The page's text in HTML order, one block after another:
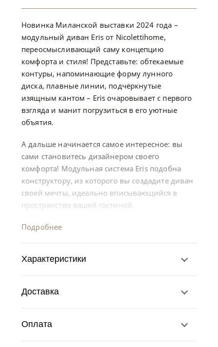
Новинка Миланской выставки 2024 года –
модульный диван Eris от Nicolettihome,
переосмысливающий саму концепцию
комфорта и стиля! Представьте: обтекаемые
контуры, напоминающие форму лунного
диска, плавные линии, подчёркнутые
изящным кантом – Eris очаровывает с первого
взгляда и манит погрузиться в его уютные
объятия.
А дальше начинается самое интересное: вы
сами становитесь дизайнером своего
комфорта! Модульная система Eris подобна
конструктору, из которого вы создадите диван
своей мечты, идеально вписывающийся в
пространство вашей гостиной.
Подробнее
Характеристики
Доставка
Оплата